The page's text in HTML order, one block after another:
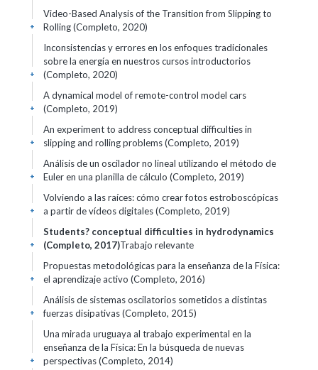
Video-Based Analysis of the Transition from Slipping to
Rolling (Completo, 2020)
+
Inconsistencias y errores en los enfoques tradicionales
sobre la energía en nuestros cursos introductorios
(Completo, 2020)
+
A dynamical model of remote-control model cars
(Completo, 2019)
+
An experiment to address conceptual difficulties in
slipping and rolling problems (Completo, 2019)
+
Análisis de un oscilador no lineal utilizando el método de
Euler en una planilla de cálculo (Completo, 2019)
+
Volviendo a las raíces: cómo crear fotos estroboscópicas
a partir de vídeos digitales (Completo, 2019)
+
Students? conceptual difficulties in hydrodynamics
(Completo, 2017)Trabajo relevante
+
Propuestas metodológicas para la enseñanza de la Física:
el aprendizaje activo (Completo, 2016)
+
Análisis de sistemas oscilatorios sometidos a distintas
fuerzas disipativas (Completo, 2015)
+
Una mirada uruguaya al trabajo experimental en la
enseñanza de la Física: En la búsqueda de nuevas
perspectivas (Completo, 2014)
+